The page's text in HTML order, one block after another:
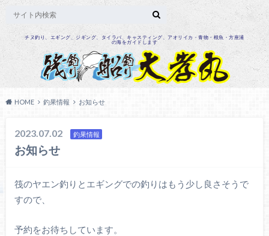
チヌ釣り、エギング、ジギング、タイラバ、キャスティング、アオリイカ・青物・根魚・方座浦
の海をガイドします
HOME 釣果情報 お知らせ
2023.07.02 釣果情報
お知らせ
筏のヤエン釣りとエギングでの釣りはもう少し良さそうで
すので、
予約をお待ちしています。